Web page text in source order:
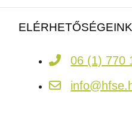
ELÉRHETŐSÉGEINK
06 (1) 770